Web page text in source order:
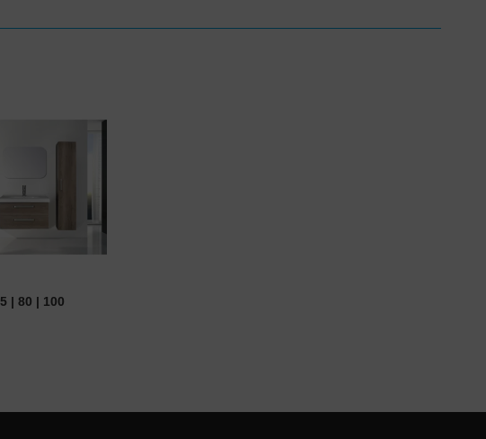
| 80 | 100